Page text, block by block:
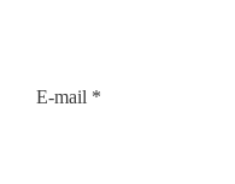
E-mail *